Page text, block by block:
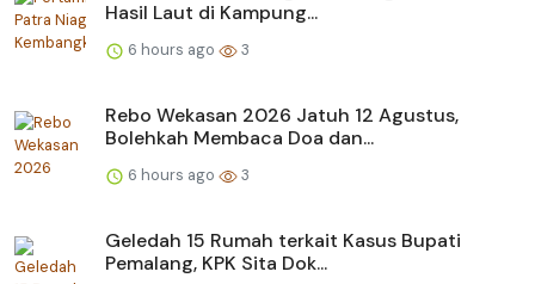
Hasil Laut di Kampung...
6 hours ago 3
Rebo Wekasan 2026 Jatuh 12 Agustus,
Bolehkah Membaca Doa dan...
6 hours ago 3
Geledah 15 Rumah terkait Kasus Bupati
Pemalang, KPK Sita Dok...